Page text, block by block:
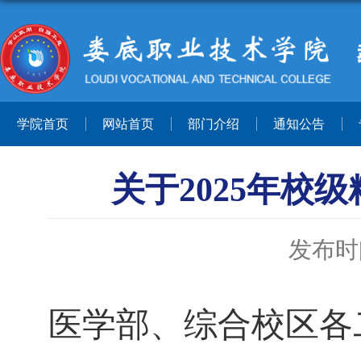
学院首页 网站首页 部门介绍 通知公告
关于2025年校
发布
医学部、综合校区